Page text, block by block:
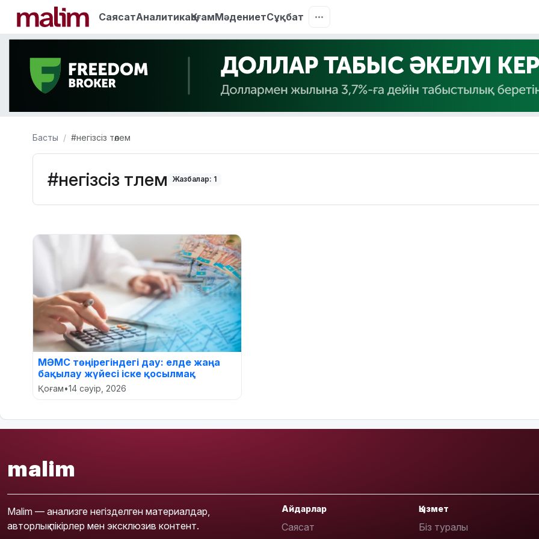
СаясатАналитикаҚоғамМәдениетСұқбат
Басты #негізсіз төлем
#негізсіз төлем Жазбалар: 1
МӘМС төңірегіндегі дау: елде жаңа
бақылау жүйесі іске қосылмақ
Қоғам•14 сәуір, 2026
malim
Malim — анализге негізделген материалдар,
авторлық пікірлер мен эксклюзив контент.
Айдарлар
Саясат
Қызмет
Біз туралы